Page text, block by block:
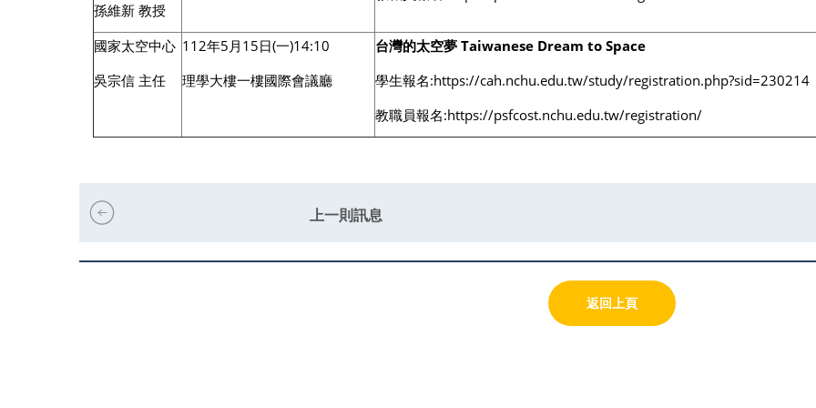
孫維新 教授
國家太空中心
吳宗信 主任
112年5月15日(一)14:10
理學大樓一樓國際會議廳
台灣的太空夢 Taiwanese Dream to Space
學生報名:https://cah.nchu.edu.tw/study/registration.php?sid=230214
教職員報名:https://psfcost.nchu.edu.tw/registration/
上一則訊息
返回上頁